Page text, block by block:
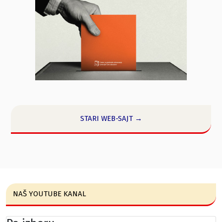
STARI WEB-SAJT →
NAŠ YOUTUBE KANAL